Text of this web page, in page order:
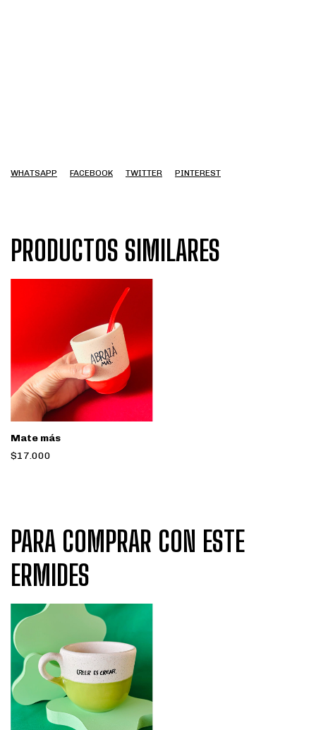
WHATSAPP FACEBOOK TWITTER PINTEREST
PRODUCTOS SIMILARES
Mate más
$17.000
PARA COMPRAR CON ESTE
ERMIDES